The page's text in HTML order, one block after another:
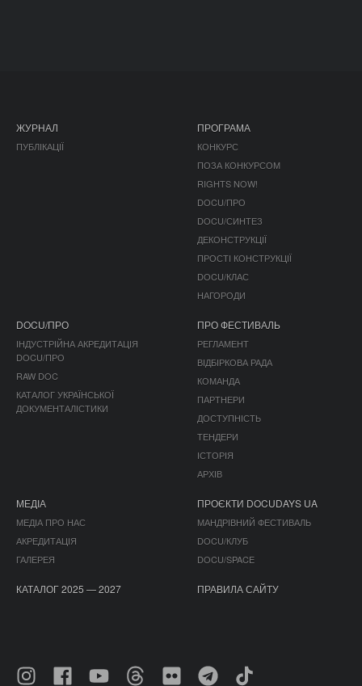
ЖУРНАЛ
ПУБЛІКАЦІЇ
ПРОГРАМА
КОНКУРС
ПОЗА КОНКУРСОМ
RIGHTS NOW!
DOCU/ПРО
DOCU/СИНТЕЗ
ДЕКОНСТРУКЦІЇ
ПРОСТІ КОНСТРУКЦІЇ
DOCU/КЛАС
НАГОРОДИ
DOCU/ПРО
ІНДУСТРІЙНА АКРЕДИТАЦІЯ
DOCU/ПРО
RAW DOC
КАТАЛОГ УКРАЇНСЬКОЇ
ДОКУМЕНТАЛІСТИКИ
ПРО ФЕСТИВАЛЬ
РЕГЛАМЕНТ
ВІДБІРКОВА РАДА
КОМАНДА
ПАРТНЕРИ
ДОСТУПНІСТЬ
ТЕНДЕРИ
ІСТОРІЯ
АРХІВ
МЕДІА
МЕДІА ПРО НАС
АКРЕДИТАЦІЯ
ГАЛЕРЕЯ
ПРОЄКТИ DOCUDAYS UA
МАНДРІВНИЙ ФЕСТИВАЛЬ
DOCU/КЛУБ
DOCU/SPACE
КАТАЛОГ 2025 — 2027 ПРАВИЛА САЙТУ